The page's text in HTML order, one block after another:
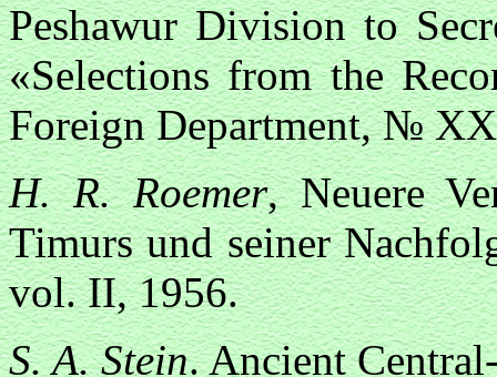
Peshawur Division to
«Selections from the
Foreign Department, №
Н. R. Rоemer, Neuere
Timurs und seiner
vol. II, 1956.
S. A. Stein. Ancient